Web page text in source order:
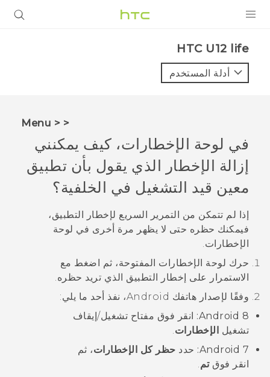
VIVE
VIVERSE
البرامج + التطبيقات
الدعم
أجهزة HTC والملحقات
HTC U12 life‎
أدلة المستخدم
< < Menu
في لوحة الإخطارات، كيف يمكنني
إزالة الإخطار الذي يقول بأن تطبيق
معين قيد التشغيل في الخلفية؟
إذا لم تتمكن من التمرير السريع لإخطار التطبيق،
فيمكنك حظره حتى لا يظهر مرة أخرى في لوحة
الإخطارات.
حرك لوحة الإخطارات المفتوحة، ثم اضغط مع
الاستمرار على إخطار التطبيق الذي تريد حظره.
وفقًا لإصدار هاتفك Android، نفذ أحد ما يلي:
Android 8: انقر فوق مفتاح تشغيل/إيقاف
تشغيل
الإخطارات.
Android 7: حدد حظر كل الإخطارات، ثم
انقر فوقتم.